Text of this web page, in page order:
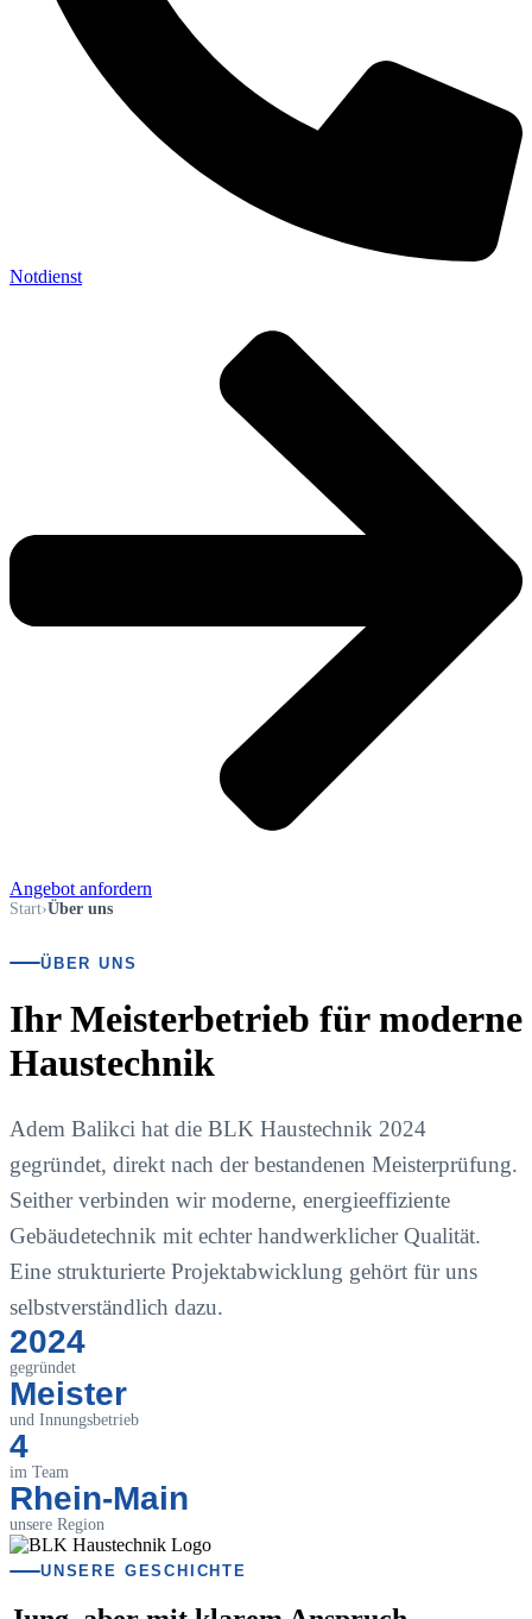
Notdienst
Angebot anfordern
Start›Über uns
ÜBER UNS
Ihr Meisterbetrieb für moderne
Haustechnik
Adem Balikci hat die BLK Haustechnik 2024
gegründet, direkt nach der bestandenen Meisterprüfung.
Seither verbinden wir moderne, energieeffiziente
Gebäudetechnik mit echter handwerklicher Qualität.
Eine strukturierte Projektabwicklung gehört für uns
selbstverständlich dazu.
2024
gegründet
Meister
und Innungsbetrieb
4
im Team
Rhein-Main
unsere Region
UNSERE GESCHICHTE